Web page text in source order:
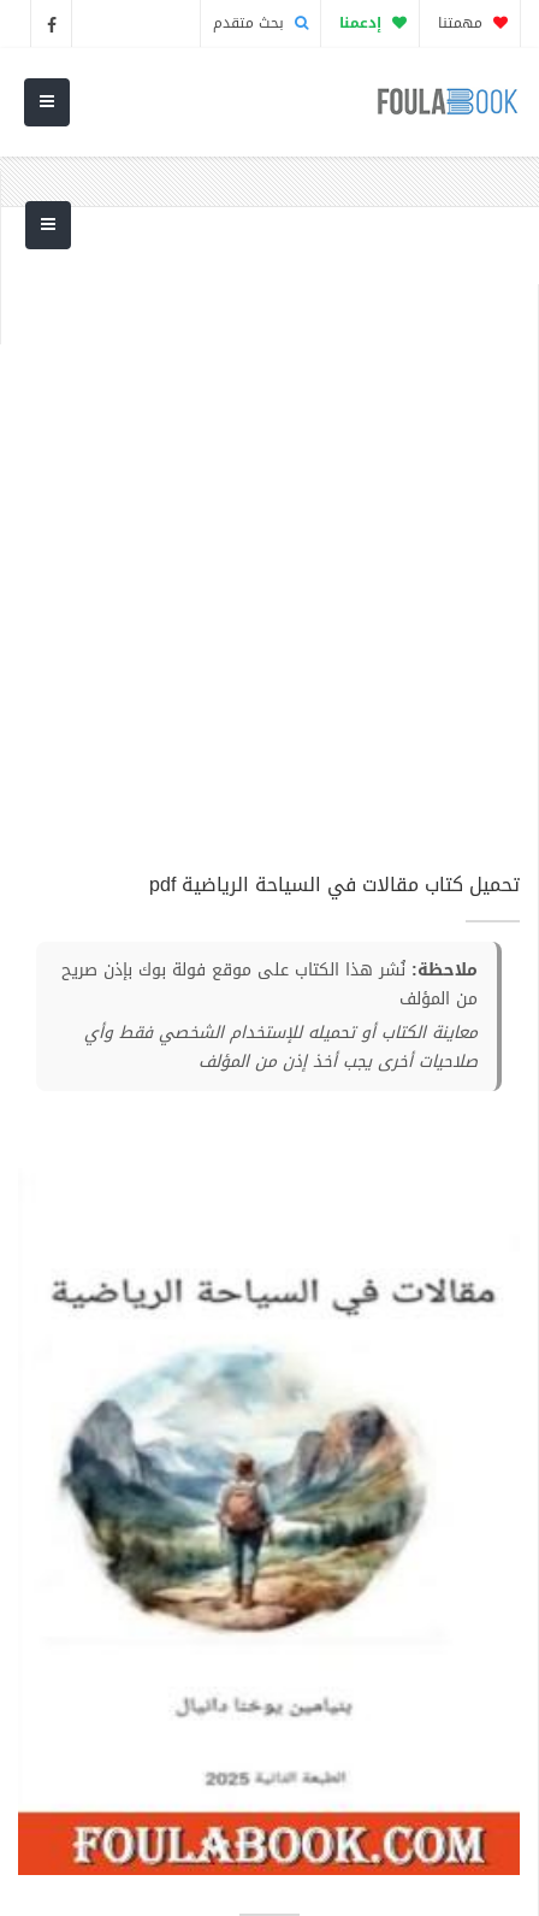
مهمتنا إدعمنا بحث متقدم
تحميل كتاب مقالات في السياحة الرياضية pdf
ملاحظة: نُشر هذا الكتاب على موقع فولة بوك بإذن صريح
من المؤلف
معاينة الكتاب أو تحميله للإستخدام الشخصي فقط وأي
صلاحيات أخرى يجب أخذ إذن من المؤلف